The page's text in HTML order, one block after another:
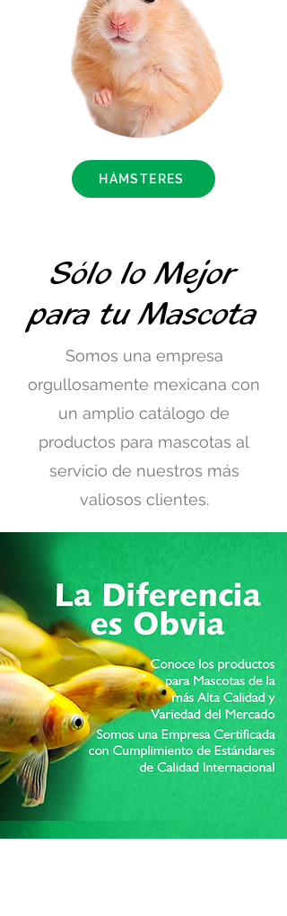
HÁMSTERES
Sólo lo Mejor
para tu Mascota
Somos una empresa
orgullosamente mexicana con
un amplio catálogo de
productos para mascotas al
servicio de nuestros más
valiosos clientes.